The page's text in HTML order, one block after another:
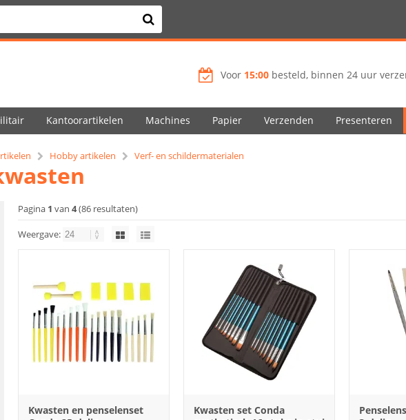
Voor 15:00 besteld, binnen 24 uur
Kantoorartikelen Machines Papier Verzenden Presenteren
Hobby artikelen Verf- en schildermaterialen
Pagina 1 van 4(86 resultaten)
Weergave:
Kwasten en penselenset
Kwasten set Conda